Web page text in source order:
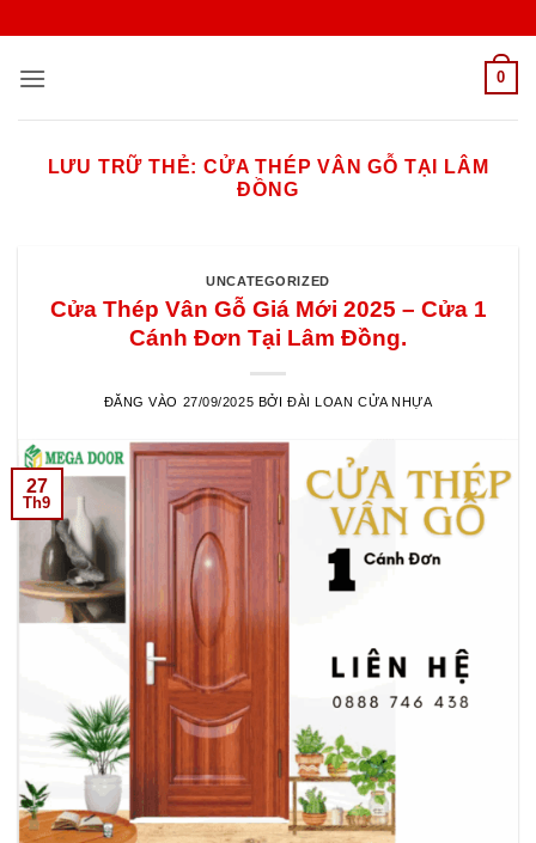
nội
0
LƯU TRỮ THẺ: CỬA THÉP VÂN GỖ TẠI LÂM
ĐỒNG
UNCATEGORIZED
Cửa Thép Vân Gỗ Giá Mới 2025 – Cửa 1
Cánh Đơn Tại Lâm Đồng.
ĐĂNG VÀO 27/09/2025 BỞI ĐÀI LOAN CỬA NHỰA
27
Th9